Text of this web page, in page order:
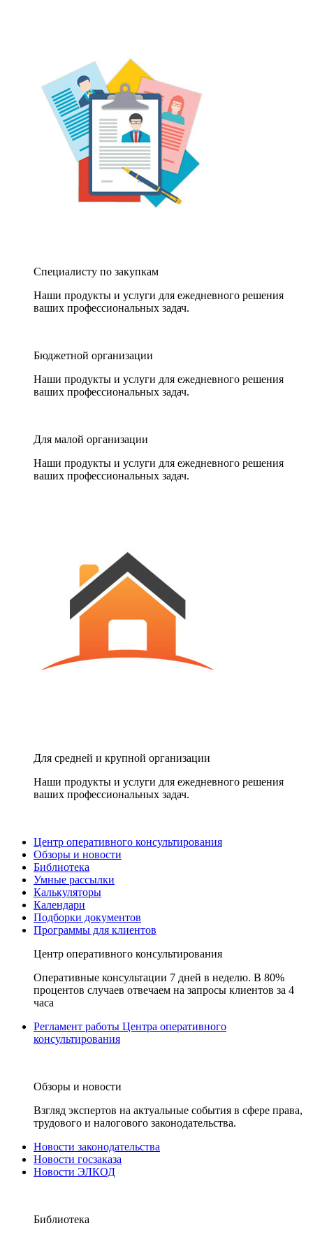
Специалисту по закупкам
Наши продукты и услуги для ежедневного решения
ваших профессиональных задач.
Бюджетной организации
Наши продукты и услуги для ежедневного решения
ваших профессиональных задач.
Для малой организации
Наши продукты и услуги для ежедневного решения
ваших профессиональных задач.
Для средней и крупной организации
Наши продукты и услуги для ежедневного решения
ваших профессиональных задач.
Центр оперативного консультирования
Обзоры и новости
Библиотека
Умные рассылки
Калькуляторы
Календари
Подборки документов
Программы для клиентов
Центр оперативного консультирования
Оперативные консультации 7 дней в неделю. В 80%
процентов случаев отвечаем на запросы клиентов за 4
часа
Регламент работы Центра оперативного
консультирования
Обзоры и новости
Взгляд экспертов на актуальные события в сфере права,
трудового и налогового законодательства.
Новости законодательства
Новости госзаказа
Новости ЭЛКОД
Библиотека